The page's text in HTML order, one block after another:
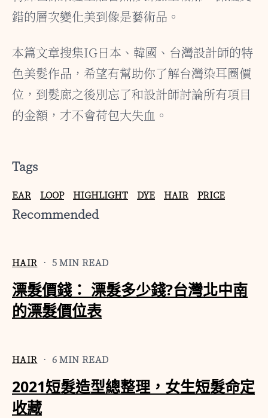
錯的層次變化美到像是藝術品。
本篇文章搜集IG日本、韓國、台灣設計師的特
色美髮作品，希望有幫助你了解台灣染耳圈價
位，到髮廊之後別忘了和設計師討論所有項目
的金額，才不會荷包大失血。
Tags
EAR LOOP HIGHLIGHT DYE HAIR PRICE
Recommended
HAIR • 5 MIN READ
漂髮價錢： 漂髮多少錢?台灣北中南
的漂髮價位表
HAIR • 6 MIN READ
2021短髮造型總整理，女生短髮命定
收藏